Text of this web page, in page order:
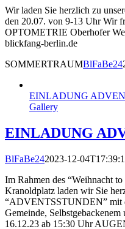
Wir laden Sie herzlich zu
den 20.07. von 9-13 Uhr Wir
OPTOMETRIE Oberhofer
blickfang-berlin.de
SOMMERTRAUMBlFaBe24
EINLADUNG
Gallery
EINLADUNG
BlFaBe242023-12-
Im Rahmen des “Weihnacht
Kranoldplatz laden wir Sie
“ADVENTSSTUNDEN” mit
Gemeinde, Selbstgebackenem
16.12.23 ab 15:30 Uhr